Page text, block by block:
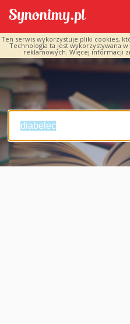
Ten serwis wykorzystuje pliki cookies,
Technologia ta jest wykorzystywana
reklamowych. Więcej informacji